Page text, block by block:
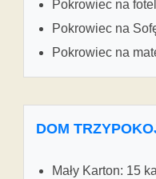
Pokrowiec na
Pokrowiec na
Pokrowiec na
DOM
Mały Karton: 15